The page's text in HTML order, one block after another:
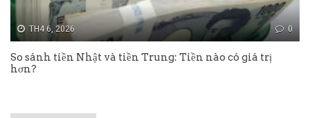
TH4 6, 2026 0
So sánh tiền Nhật và tiền Trung: Tiền nào có giá trị
hơn?